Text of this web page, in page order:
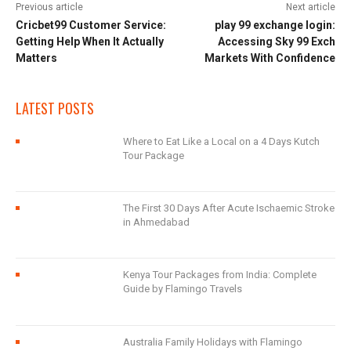
Previous article
Cricbet99 Customer Service:
Getting Help When It Actually
Matters
Next article
play 99 exchange login:
Accessing Sky 99 Exch
Markets With Confidence
LATEST POSTS
Where to Eat Like a Local on a 4 Days Kutch
Tour Package
The First 30 Days After Acute Ischaemic Stroke
in Ahmedabad
Kenya Tour Packages from India: Complete
Guide by Flamingo Travels
Australia Family Holidays with Flamingo